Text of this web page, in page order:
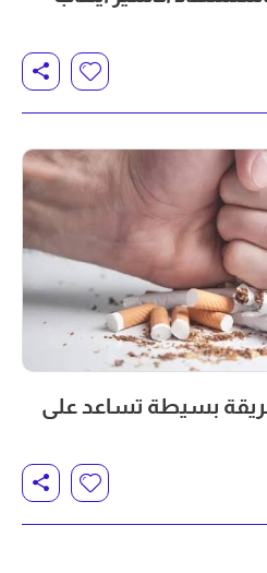
بسيطة تساعد على